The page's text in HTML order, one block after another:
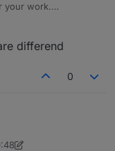
your work.
and my secretKey
the ECOFLOW
there are an
differend
0